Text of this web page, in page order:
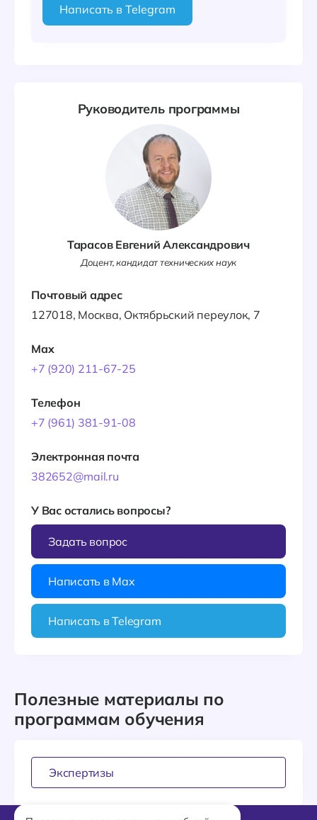
Руководитель программы
Тарасов Евгений Александрович
Доцент, кандидат технических наук
Почтовый адрес
127018, Москва, Октябрьский переулок, 7
Max
+7 (920) 211-67-25
Телефон
+7 (961) 381-91-08
Электронная почта
382652@mail.ru
У Вас остались вопросы?
Задать вопрос
Написать в Max
Написать в Telegram
Написать в Telegram
Полезные материалы по
программам обучения
Экспертизы